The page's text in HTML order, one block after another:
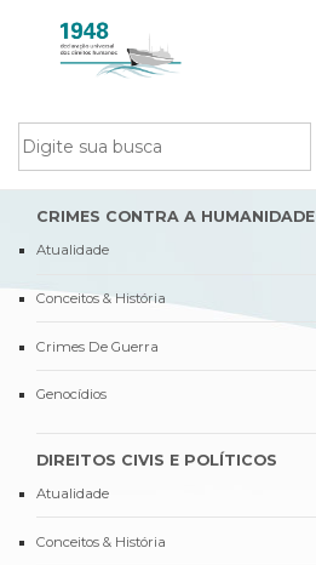
CRIMES CONTRA A HUMANIDADE
Atualidade
Conceitos & História
Crimes De Guerra
Genocídios
DIREITOS CIVIS E POLÍTICOS
Atualidade
Conceitos & História